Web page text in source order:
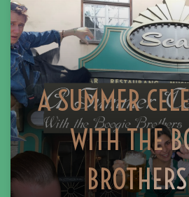
A SUMMER
WITH THE